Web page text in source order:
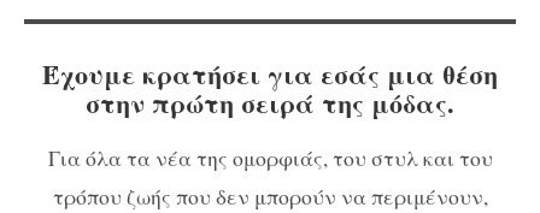
Έχουμε κρατήσει για εσάς μια θέση
στην πρώτη σειρά της μόδας.
Για όλα τα νέα της ομορφιάς, του στυλ και του
τρόπου ζωής που δεν μπορούν να περιμένουν,